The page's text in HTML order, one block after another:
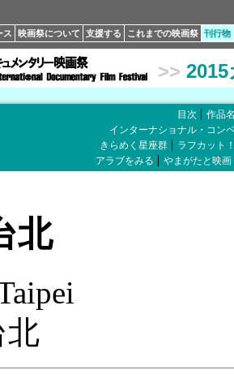
ス 映画祭について 支援する これまでの映画祭 刊行物
>>
目次
作品
インターナショナル・コン
きらめく星座群
ラフカット
アラブをみる
やまがたと映画
北
北